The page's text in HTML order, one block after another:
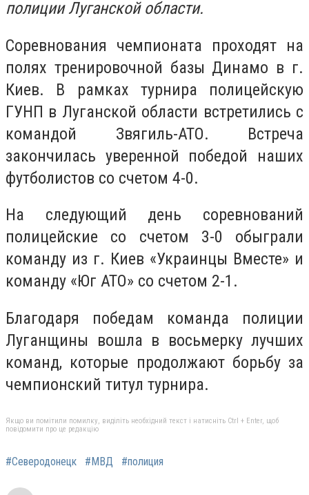
полиции Луганской области.
Соревнования чемпионата проходят на
полях тренировочной базы Динамо в г.
Киев. В рамках турнира полицейскую
ГУНП в Луганской области встретились с
командой Звягиль-АТО. Встреча
закончилась уверенной победой наших
футболистов со счетом 4-0.
На следующий день соревнований
полицейские со счетом 3-0 обыграли
команду из г. Киев «Украинцы Вместе» и
команду «Юг АТО» со счетом 2-1.
Благодаря победам команда полиции
Луганщины вошла в восьмерку лучших
команд, которые продолжают борьбу за
чемпионский титул турнира.
Якщо ви помітили помилку, виділіть необхідний текст і натисніть Ctrl + Enter, щоб
повідомити про це редакцію
#Северодонецк #МВД #полиция